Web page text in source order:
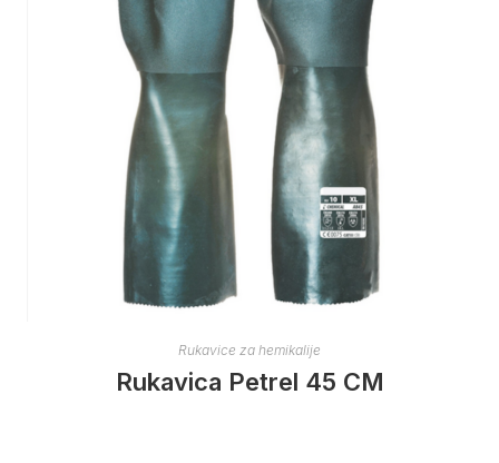
Rukavice za hemikalije
Rukavica Petrel 45 CM